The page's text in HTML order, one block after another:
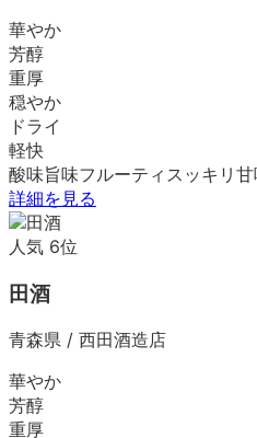
華やか
芳醇
重厚
穏やか
ドライ
軽快
酸味旨味フルーティ スッキリ
詳細を見る
人気 6位
田酒
青森県 / 西田酒造店
華やか
芳醇
重厚